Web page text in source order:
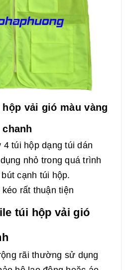
vải gió màu vàng
chanh
túi hộp dạng túi dán
nhỏ trong quá trình
cạnh túi hộp.
rất thuận tiện
túi hộp vải gió
rãi thường sử dụng